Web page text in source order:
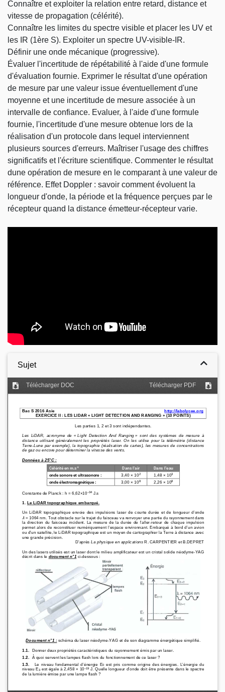
Connaître et exploiter la relation entre retard, distance et
vitesse de propagation (célérité).
Connaître les limites du spectre visible et placer les UV et
les IR (1ère S). Exploiter un spectre UV-visible-IR.
Définir une onde mécanique (progressive).
Évaluer l'incertitude de répétabilité à l'aide d'une formule
d'évaluation fournie. Exprimer le résultat d'une opération
de mesure par une valeur issue éventuellement d'une
moyenne et une incertitude de mesure associée à un
intervalle de confiance. Evaluer, à l'aide d'une formule
fournie, l'incertitude d'une mesure obtenue lors de la
réalisation d'un protocole dans lequel interviennent
plusieurs sources d'erreurs. Maîtriser l'usage des chiffres
significatifs et l'écriture scientifique. Commenter le résultat
dune opération de mesure en le comparant à une valeur de
référence. Effet Doppler : savoir comment évoluent la
longueur d'onde, la période et la fréquence perçues par le
récepteur quand la distance émetteur-récepteur varie.
Sujet